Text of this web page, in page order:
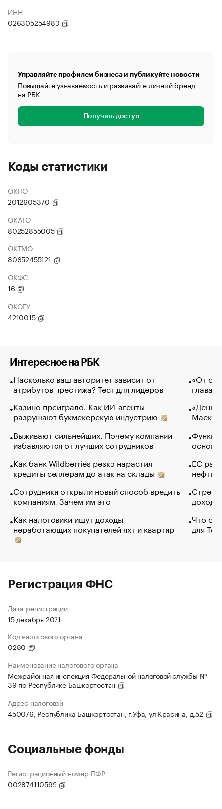
ИНН
026305254980
Управляйте профилем бизнеса и публикуйте новости
Повышайте узнаваемость и развивайте личный бренд
на РБК
Получить доступ
Коды статистики
ОКПО
2012605370
ОКАТО
80252855005
ОКТМО
80652455121
ОКФС
16
ОКОГУ
4210015
Интересное на РБК
Насколько ваш авторитет зависит от
атрибутов престижа? Тест для лидеров
Казино проиграло. Как ИИ-агенты
разрушают букмекерскую индустрию
Выживают сильнейших. Почему компании
избавляются от лучших сотрудников
Как банк Wildberries резко нарастил
кредиты селлерам до атак на склады
Сотрудники открыли новый способ вредить
компаниям. Зачем им это
Как налоговики ищут доходы
неработающих покупателей яхт и квартир
«От
глава
Маск в
основ
ЕС
нефти
Что
для
Регистрация ФНС
Дата регистрации
15 декабря 2021
Код налогового органа
0280
Наименование налогового органа
Межрайонная инспекция Федеральной налоговой службы №
39 по Республике Башкортостан
Адрес налоговой
450076, Республика Башкортостан, г.Уфа, ул Красина, д.52
Социальные фонды
Регистрационный номер ПФР
002874110599